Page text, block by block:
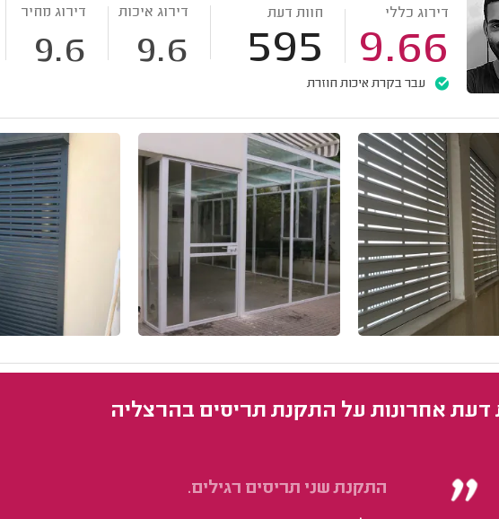
דירוג כללי
9.66
חוות דעת
595
דירוג איכות
9.6
דירוג מחיר
9.6
עבר בקרת איכות חוזרת
דעת אחרונות על התקנת תריסים בהרצליה
התקנת שני תריסים רגילים.